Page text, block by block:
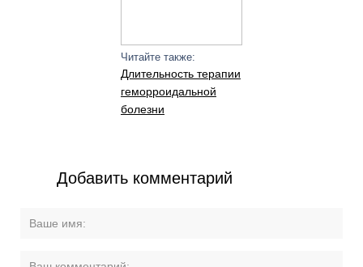
Читайте также:
Длительность терапии
геморроидальной
болезни
Добавить комментарий